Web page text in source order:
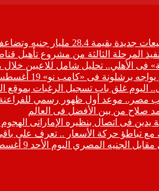
معدلات التسليم خلال النصف الأول من 2026
المرحلة الثالثة من مشروع تأهيل
فى الأهلي.. تحليل شامل للاعبين خلال
برشلونة فى «كامب نو» 19 أغسطس
اليوم غلق باب تسجيل الرغبات بموقع
مصر.. موعد أول ظهور رسمي
صلاح من بين الأفضل فى العالم
يدين فى اتصال بنظيره الإماراتى
مع تباطؤ حركة الأسعار .. تعرف على
المصري اليوم الأحد 9 أغسطس 2026